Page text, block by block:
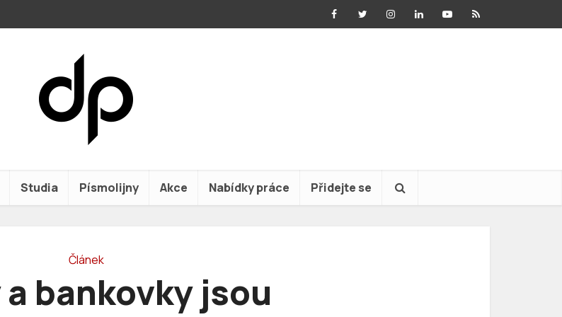
Studia Písmolijny Akce Nabídky práce Přidejte se
Článek
a bankovky jsou